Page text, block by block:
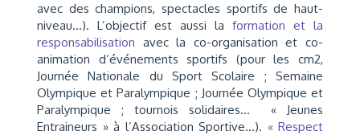
avec des champions, spectacles sportifs de haut-
niveau…). L’objectif est aussi la formation et la
responsabilisation avec la co-organisation et co-
animation d’événements sportifs (pour les cm2,
Journée Nationale du Sport Scolaire ; Semaine
Olympique et Paralympique ; Journée Olympique et
Paralympique ; tournois solidaires… « Jeunes
Entraineurs » à l’Association Sportive…). « Respect